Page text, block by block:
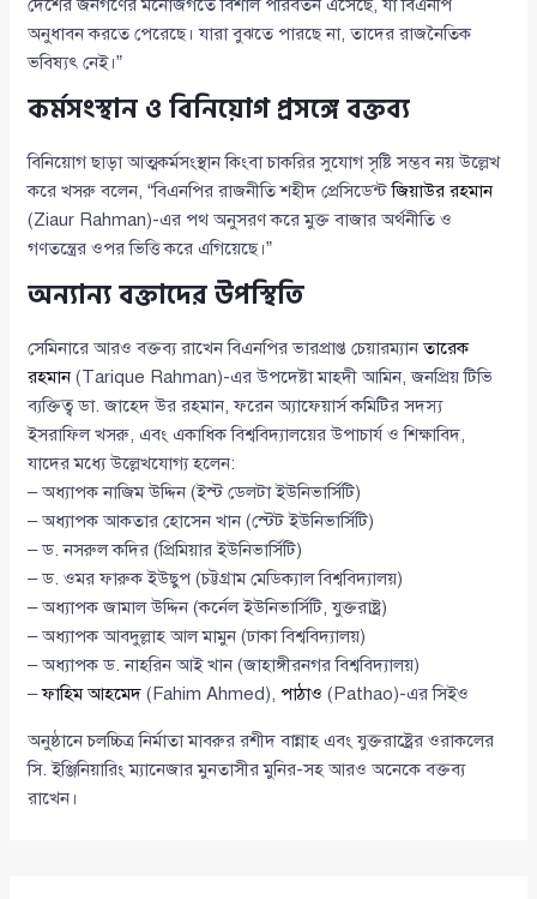
দেশের জনগণের মনোজগতে বিশাল পরিবর্তন এসেছে, যা বিএনপি
অনুধাবন করতে পেরেছে। যারা বুঝতে পারছে না, তাদের রাজনৈতিক
ভবিষ্যৎ নেই।”
কর্মসংস্থান ও বিনিয়োগ প্রসঙ্গে বক্তব্য
বিনিয়োগ ছাড়া আত্মকর্মসংস্থান কিংবা চাকরির সুযোগ সৃষ্টি সম্ভব নয় উল্লেখ
করে খসরু বলেন, “বিএনপির রাজনীতি শহীদ প্রেসিডেন্টজিয়াউর রহমান
(Ziaur Rahman)-এর পথ অনুসরণ করে মুক্ত বাজার অর্থনীতি ও
গণতন্ত্রের ওপর ভিত্তি করে এগিয়েছে।”
অন্যান্য বক্তাদের উপস্থিতি
সেমিনারে আরও বক্তব্য রাখেন বিএনপির ভারপ্রাপ্ত চেয়ারম্যানতারেক
রহমান(Tarique Rahman)-এর উপদেষ্টা মাহদী আমিন, জনপ্রিয় টিভি
ব্যক্তিত্ব ডা. জাহেদ উর রহমান, ফরেন অ্যাফেয়ার্স কমিটির সদস্য
ইসরাফিল খসরু, এবং একাধিক বিশ্ববিদ্যালয়ের উপাচার্য ও শিক্ষাবিদ,
যাদের মধ্যে উল্লেখযোগ্য হলেন:
– অধ্যাপক নাজিম উদ্দিন (ইস্ট ডেলটা ইউনিভার্সিটি)
– অধ্যাপক আকতার হোসেন খান (স্টেট ইউনিভার্সিটি)
– ড. নসরুল কদির (প্রিমিয়ার ইউনিভার্সিটি)
– ড. ওমর ফারুক ইউছুপ (চট্টগ্রাম মেডিক্যাল বিশ্ববিদ্যালয়)
– অধ্যাপক জামাল উদ্দিন (কর্নেল ইউনিভার্সিটি, যুক্তরাষ্ট্র)
– অধ্যাপক আবদুল্লাহ আল মামুন (ঢাকা বিশ্ববিদ্যালয়)
– অধ্যাপক ড. নাহরিন আই খান (জাহাঙ্গীরনগর বিশ্ববিদ্যালয়)
–ফাহিম আহমেদ (Fahim Ahmed), পাঠাও (Pathao)-এর সিইও
অনুষ্ঠানে চলচ্চিত্র নির্মাতা মাবরুর রশীদ বান্নাহ এবং যুক্তরাষ্ট্রের ওরাকলের
সি. ইঞ্জিনিয়ারিং ম্যানেজার মুনতাসীর মুনির-সহ আরও অনেকে বক্তব্য
রাখেন।